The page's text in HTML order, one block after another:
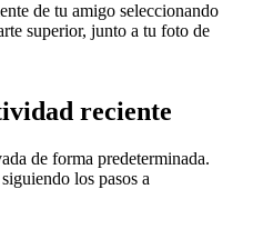
de tu amigo seleccionando
superior, junto a tu foto de
reciente
de forma predeterminada.
los pasos a